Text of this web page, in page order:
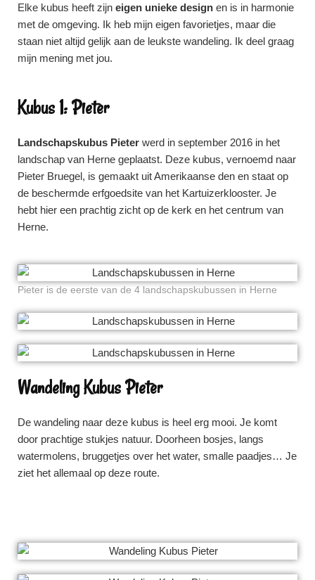
Elke kubus heeft zijn eigen unieke design en is in harmonie
met de omgeving. Ik heb mijn eigen favorietjes, maar die
staan niet altijd gelijk aan de leukste wandeling. Ik deel graag
mijn mening met jou.
Kubus 1: Pieter
Landschapskubus Pieter werd in september 2016 in het
landschap van Herne geplaatst. Deze kubus, vernoemd naar
Pieter Bruegel, is gemaakt uit Amerikaanse den en staat op
de beschermde erfgoedsite van het Kartuizerklooster. Je
hebt hier een prachtig zicht op de kerk en het centrum van
Herne.
Pieter is de eerste van de 4 landschapskubussen in Herne
Wandeling Kubus Pieter
De wandeling naar deze kubus is heel erg mooi. Je komt
door prachtige stukjes natuur. Doorheen bosjes, langs
watermolens, bruggetjes over het water, smalle paadjes… Je
ziet het allemaal op deze route.